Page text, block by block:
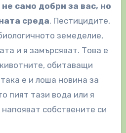
само добри за вас, но
среда. Пестицидите,
земеделие,
и я замърсяват. Това е
обитаващи
е и лоша новина за
пият тази вода или я
собствените си